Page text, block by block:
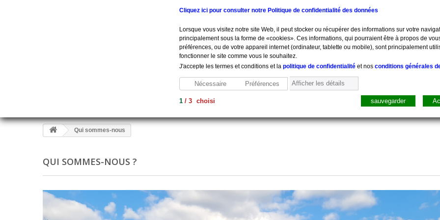
Hygiène Mesure, Pesée Pharmacie Sacs,
Qui sommes-nous
QUI SOMMES-NOUS ?
Cliquez ici pour consulter notre Politique de confidentialité des données
Lorsque vous visitez notre site Web, il peut stocker ou récupérer des informations sur votre
principalement sous la forme de «cookies». Ces informations, qui pourraient être à propos de
préférences, ou de votre appareil internet (ordinateur, tablette ou mobile), sont principalement
fonctionner le site comme vous le souhaitez.
J'accepte les termes et conditions et la politique de confidentialité et nos conditions générales
Nécessaire Préférences Afficher les détails
1 / 3 choisi sauvegarder